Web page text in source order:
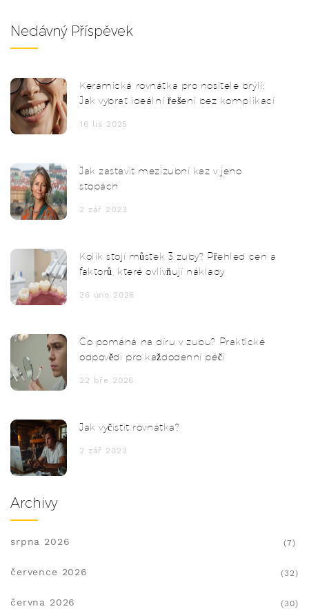
Nedávný Příspěvek
Keramická rovnátka pro nositele brýlí:
Jak vybrat ideální řešení bez komplikací
16 lis 2025
Jak zastavit mezizubní kaz v jeho
stopách
2 zář 2023
Kolik stojí můstek 3 zuby? Přehled cen a
faktorů, které ovlivňují náklady
26 úno 2026
Co pomáhá na díru v zubu? Praktické
odpovědi pro každodenní péči
22 bře 2026
Jak vyčistit rovnátka?
2 zář 2023
Archivy
srpna 2026 (7)
července 2026 (32)
června 2026 (30)